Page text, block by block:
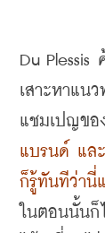
Du Plessis
เสาะหาแน
แชมเปญขอ
แบรนด์ แล
ก็รู้ทันทีว่านี่
ในตอนนั้นก็